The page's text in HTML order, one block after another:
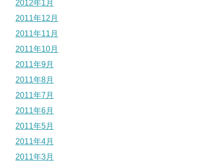
2012年1月
2011年12月
2011年11月
2011年10月
2011年9月
2011年8月
2011年7月
2011年6月
2011年5月
2011年4月
2011年3月